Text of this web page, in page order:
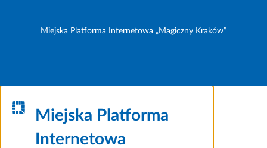
Miejska Platforma Internetowa „Magiczny Kraków”
Miejska Platforma
Internetowa